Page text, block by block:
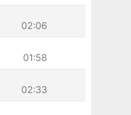
02:06
01:58
02:33